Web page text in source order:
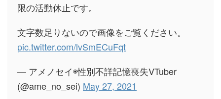
限の活動休止です。
文字数足りないので画像をご覧ください。
pic.twitter.com/lvSmECuFqt
— アメノセイ◉性別不詳記憶喪失VTuber
(@ame_no_sei) May 27, 2021